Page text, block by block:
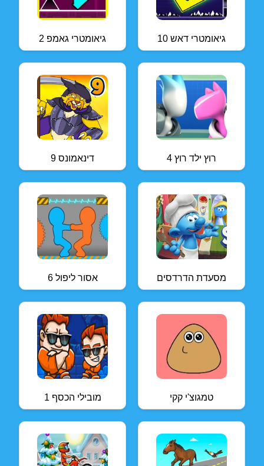
גיאומטרי גאמפ 2 גיאומטרי דאש 10
דינאמונס 9 רוץ ילד רוץ 4
אסור ליפול 6 מסעדת הדרדסים
מובילי הכסף 1 טמגוצ'י קקי